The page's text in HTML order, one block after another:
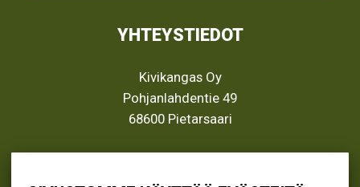
YHTEYSTIEDOT
Kivikangas Oy
Pohjanlahdentie 49
68600 Pietarsaari
(06) 781 2900